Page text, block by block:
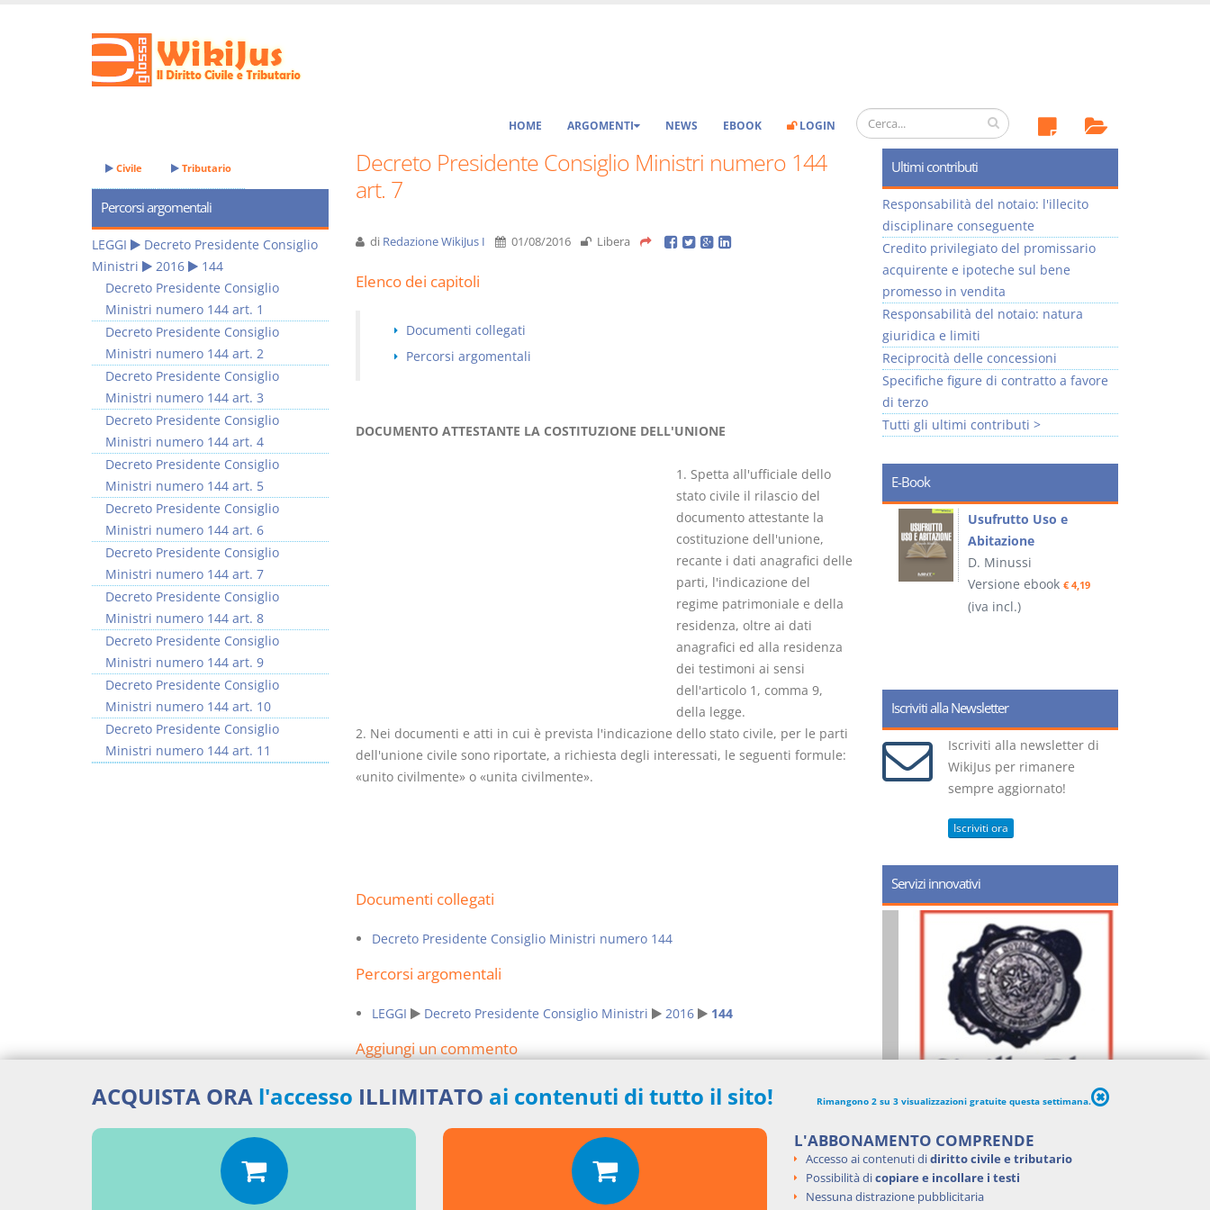
HOME ARGOMENTI NEWS EBOOK LOGIN
Decreto Presidente Consiglio Ministri numero 144
art. 7
di Redazione WikiJus I 01/08/2016 Libera
Elenco dei capitoli
Documenti collegati
Percorsi argomentali
DOCUMENTO ATTESTANTE LA COSTITUZIONE DELL'UNIONE
1. Spetta all'ufficiale dello
stato civile il rilascio del
documento attestante la
costituzione dell'unione,
recante i dati anagrafici delle
parti, l'indicazione del
regime patrimoniale e della
residenza, oltre ai dati
anagrafici ed alla residenza
dei testimoni ai sensi
dell'articolo 1, comma 9,
della legge.
2. Nei documenti e atti in cui è prevista l'indicazione dello stato civile, per le parti
dell'unione civile sono riportate, a richiesta degli interessati, le seguenti formule:
«unito civilmente» o «unita civilmente».
Documenti collegati
Decreto Presidente Consiglio Ministri numero 144
Percorsi argomentali
LEGGI Decreto Presidente Consiglio Ministri 2016 144
Aggiungi un commento
Civile Tributario
Percorsi argomentali
LEGGI
Decreto Presidente Consiglio
Ministri
2016
144
Decreto Presidente Consiglio
Ministri numero 144 art. 1
Decreto Presidente Consiglio
Ministri numero 144 art. 2
Decreto Presidente Consiglio
Ministri numero 144 art. 3
Decreto Presidente Consiglio
Ministri numero 144 art. 4
Decreto Presidente Consiglio
Ministri numero 144 art. 5
Decreto Presidente Consiglio
Ministri numero 144 art. 6
Decreto Presidente Consiglio
Ministri numero 144 art. 7
Decreto Presidente Consiglio
Ministri numero 144 art. 8
Decreto Presidente Consiglio
Ministri numero 144 art. 9
Decreto Presidente Consiglio
Ministri numero 144 art. 10
Decreto Presidente Consiglio
Ministri numero 144 art. 11
Ultimi contributi
Responsabilità del notaio: l'illecito
disciplinare conseguente
Credito privilegiato del promissario
acquirente e ipoteche sul bene
promesso in vendita
Responsabilità del notaio: natura
giuridica e limiti
Reciprocità delle concessioni
Specifiche figure di contratto a favore
di terzo
Tutti gli ultimi contributi >
E-Book
I Vincoli Preliminari
D. Minussi
Versione ebook
(iva incl.)
Usufrutto Uso e
Abitazione
D. Minussi
Versione ebook € 4,19
(iva incl.)
Iscriviti alla Newsletter
Iscriviti alla newsletter di
WikiJus per rimanere
sempre aggiornato!
Iscriviti ora
Servizi innovativi
ACQUISTA ORA l'accesso ILLIMITATO ai contenuti di tutto il sito! Rimangono 2 su 3 visualizzazioni gratuite questa settimana.
L'ABBONAMENTO COMPRENDE
Accesso ai contenuti didiritto civile e tributario
Possibilità dicopiare e incollare i testi
Nessuna distrazione pubblicitaria